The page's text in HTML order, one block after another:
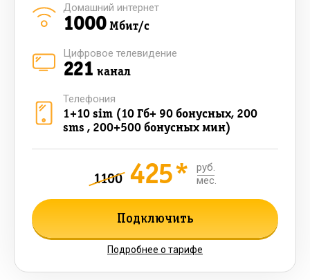
1000Мбит/с
Домашний интернет
221 канал
Цифровое телевидение
1+10 sim (10 Гб+ 90 бонусных, 200
sms , 200+500 бонусных мин)
Телефония
1100 425*
руб.
мес.
Подключить
Подробнее о тарифе